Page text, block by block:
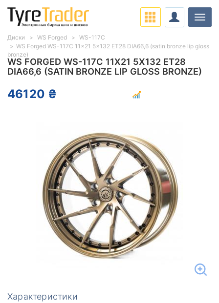
WS FORGED WS-117C 11X21 5X132 ET28
DIA66,6 (SATIN BRONZE LIP GLOSS BRONZE)
46120 ₴
Характеристики
Диски WS Forged
WS-117C
WS Forged WS-117C 11x21 5x132 ET28 DIA66,6 (satin bronze lip gloss
bronze)